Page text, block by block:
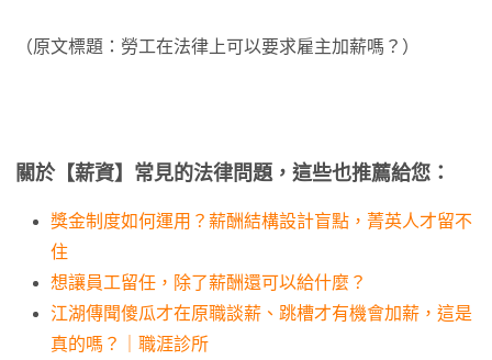
（原文標題：勞工在法律上可以要求雇主加薪嗎？）
關於【薪資】常見的法律問題，這些也推薦給您：
獎金制度如何運用？薪酬結構設計盲點，菁英人才留不
住
想讓員工留任，除了薪酬還可以給什麼？
江湖傳聞傻瓜才在原職談薪、跳槽才有機會加薪，這是
真的嗎？｜職涯診所